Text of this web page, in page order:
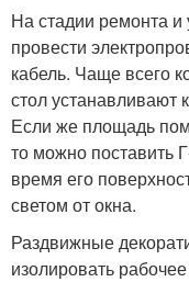
На стадии ремонта
провести
кабель. Чаще всего
стол устанавливают
Если же площадь
то можно поставить
время его
светом от окна.
Раздвижные
изолировать